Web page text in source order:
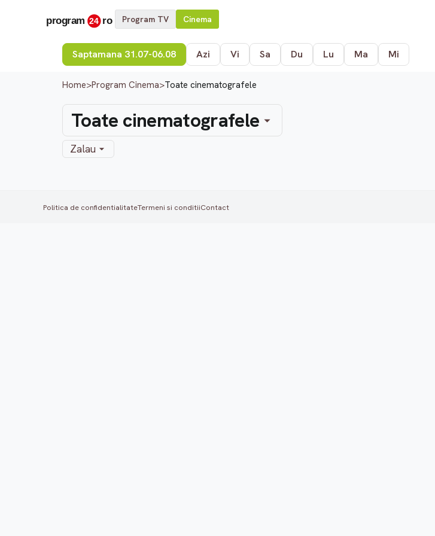
Program TV Cinema
Saptamana 31.07-06.08 Azi Vi Sa Du Lu Ma Mi
Home>Program Cinema>Toate cinematografele
Toate cinematografele
Zalau
Politica de confidentialitateTermeni si conditiiContact